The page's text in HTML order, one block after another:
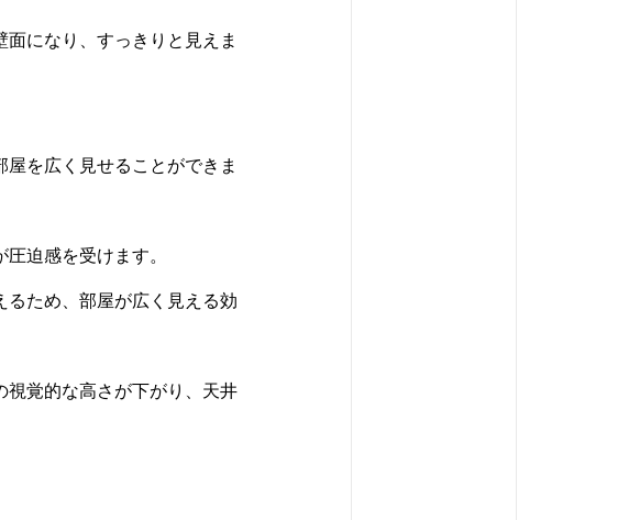
になり、すっきりと見えま
を広く見せることができま
迫感を受けます。
るため、部屋が広く見える効
視覚的な高さが下がり、天井